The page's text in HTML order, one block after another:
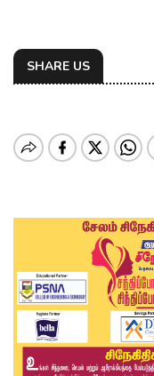
SHARE US